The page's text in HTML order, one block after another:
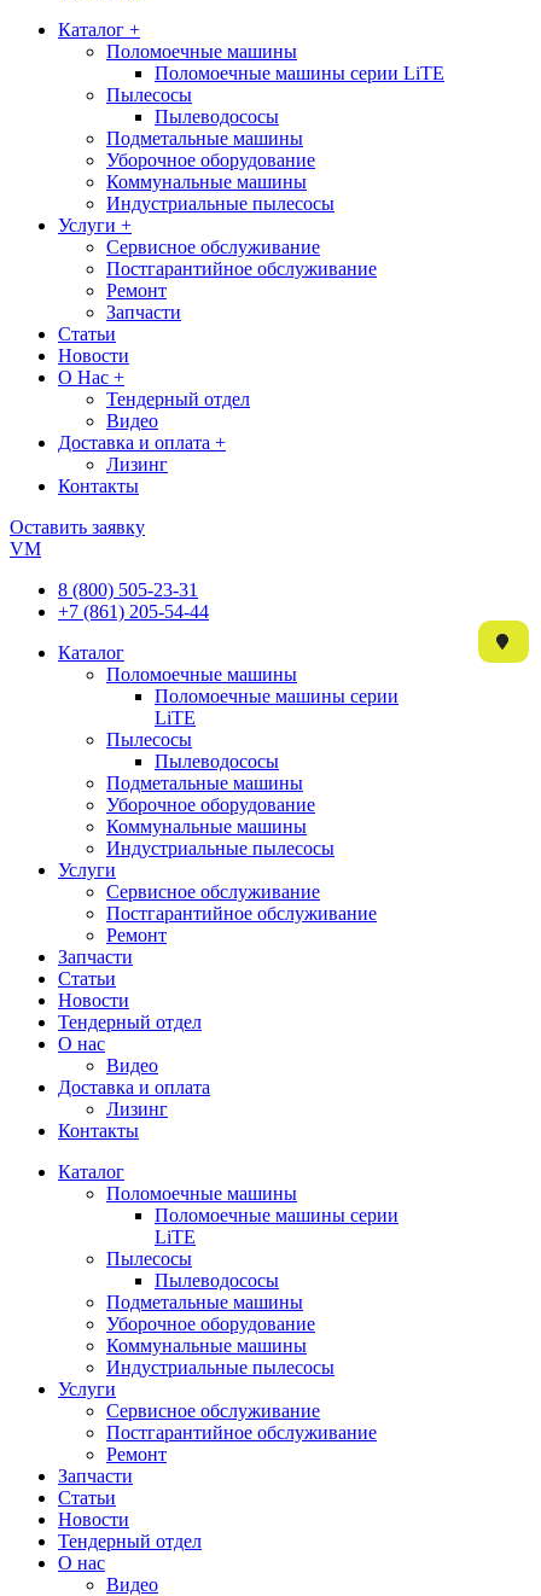
Каталог +
Поломоечные машины
Поломоечные машины серии LiTE
Пылесосы
Пылеводососы
Подметальные машины
Уборочное оборудование
Коммунальные машины
Индустриальные пылесосы
Услуги +
Сервисное обслуживание
Постгарантийное обслуживание
Ремонт
Запчасти
Статьи
Новости
О Нас +
Тендерный отдел
Видео
Доставка и оплата +
Лизинг
Контакты
Оставить заявку
VM
8 (800) 505-23-31
+7 (861) 205-54-44
Каталог
Поломоечные машины
Поломоечные машины серии
LiTE
Пылесосы
Пылеводососы
Подметальные машины
Уборочное оборудование
Коммунальные машины
Индустриальные пылесосы
Услуги
Сервисное обслуживание
Постгарантийное обслуживание
Ремонт
Запчасти
Статьи
Новости
Тендерный отдел
О нас
Видео
Доставка и оплата
Лизинг
Контакты
Каталог
Поломоечные машины
Поломоечные машины серии
LiTE
Пылесосы
Пылеводососы
Подметальные машины
Уборочное оборудование
Коммунальные машины
Индустриальные пылесосы
Услуги
Сервисное обслуживание
Постгарантийное обслуживание
Ремонт
Запчасти
Статьи
Новости
Тендерный отдел
О нас
Видео